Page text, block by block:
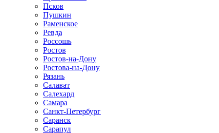
Псков
Пушкин
Раменское
Ревда
Россошь
Ростов
Ростов-на-Дону
Ростова-на-Дону
Рязань
Салават
Салехард
Самара
Санкт-Петербург
Саранск
Сарапул